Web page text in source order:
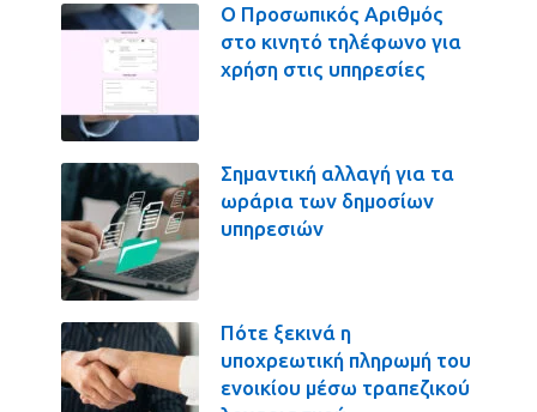
Ο Προσωπικός Αριθμός
στο κινητό τηλέφωνο για
χρήση στις υπηρεσίες
Σημαντική αλλαγή για τα
ωράρια των δημοσίων
υπηρεσιών
Πότε ξεκινά η
υποχρεωτική πληρωμή του
ενοικίου μέσω τραπεζικού